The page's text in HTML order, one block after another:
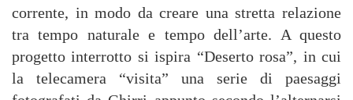
corrente, in modo da creare una stretta relazione
tra tempo naturale e tempo dell’arte. A questo
progetto interrotto si ispira “Deserto rosa”, in cui
la telecamera “visita” una serie di paesaggi